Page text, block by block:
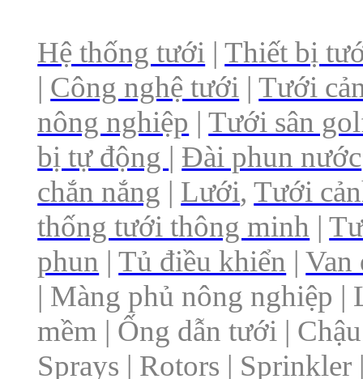
Hệ thống tưới |Thiết bị
| Công nghệ tưới |Tưới
nông nghiệp |Tưới sân
bị tự động | Đài phun nước
chắn nắng | Lưới,Tưới
thống tưới thông minh |
phun |Tủ điều khiển |Van
| Màng phủ nông nghiệp |
mềm | Ống dẫn tưới |
Sprays | Rotors |